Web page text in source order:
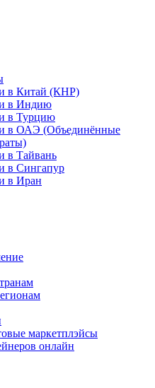
в Китай (КНР)
в Индию
в Турцию
в ОАЭ (Объединённые
в Тайвань
в Сингапур
в Иран
маркетплэйсы
онлайн